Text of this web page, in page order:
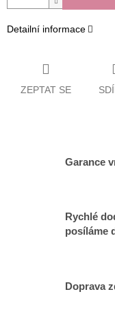
Detailní informace
ZEPTAT SE
Garance
Rychlé
posíláme
Doprava